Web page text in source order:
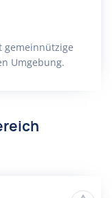
gemeinnützige
Umgebung.